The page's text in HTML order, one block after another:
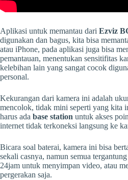
Aplikasi untuk memantau dari Ezviz
digunakan dan bagus, kita bisa
atau iPhone, pada aplikasi juga bisa
pemantauan, menentukan sensitifitas
kelebihan lain yang sangat cocok
personal.
Kekurangan dari kamera ini adalah
mencolok, tidak mini seperti yang kita
harus ada base station untuk akses
internet tidak terkoneksi langsung ke
Bicara soal baterai, kamera ini bisa
sekali casnya, namun semua
24jam untuk menyimpan video, atau
pergerakan saja.